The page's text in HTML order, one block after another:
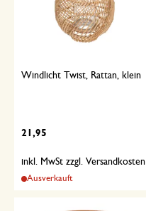
Windlicht Twist, Rattan, klein
21,95
inkl. MwSt zzgl. Versandkosten
Ausverkauft